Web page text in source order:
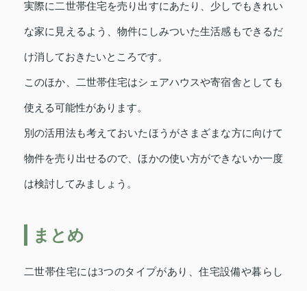
実際に二世帯住宅を売り出すにあたり、少しでもきれい
な家に見えるよう、物件にしみついた生活感もできるだ
け消しておきたいところです。
このほか、二世帯住宅はシェアハウスや寄宿舎としても
使える可能性があります。
別の活用法も考えておいたほうがさまざまな方に向けて
物件を売り出せるので、ほかの使い方ができないか一度
は検討してみましょう。
まとめ
二世帯住宅には3つのタイプがあり、住宅設備や暮らし